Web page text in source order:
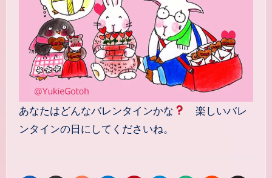
あなたはどんなバレンタインかな
楽しいバレ
ンタインの日にしてくださいね。